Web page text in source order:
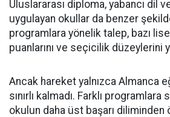
Uluslararası diploma, yabancı dil
uygulayan okullar da benzer
programlara yönelik talep, bazı
puanlarını ve seçicilik düzeylerini
Ancak hareket yalnızca Almanca
sınırlı kalmadı. Farklı programlara
okulun daha üst başarı diliminden